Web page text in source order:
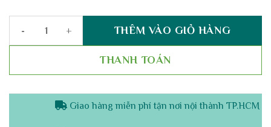
Lan Hồ Điệp Cá Chép Vàng 3 Cành – Vượng Tài Đón Phúc số
THÊM VÀO GIỎ HÀNG
THANH TOÁN
Giao hàng miễn phí tận nơi nội thành TP.HCM